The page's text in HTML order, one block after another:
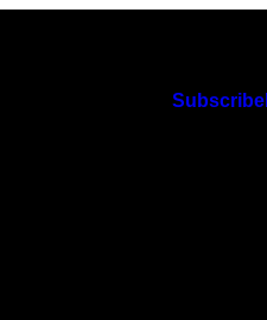
Subscribe